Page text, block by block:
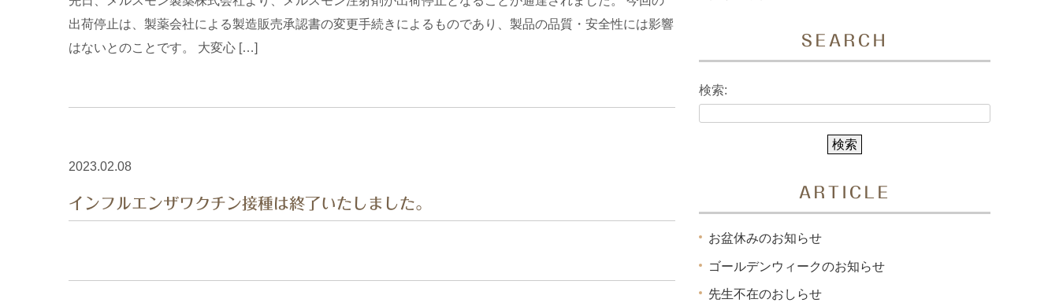
出荷停止は、製薬会社による製造販売承認書の変更手続きによるものであり、製品の品質・安全性には影響
はないとのことです。 大変心 […]
2023.02.08
インフルエンザワクチン接種は終了いたしました。
SEARCH
検索:
ARTICLE
お盆休みのお知らせ
ゴールデンウィークのお知らせ
先生不在のおしらせ